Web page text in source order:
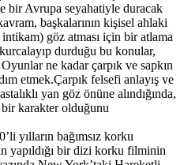
bir Avrupa seyahatiyle duracak
başkalarının kişisel ahlaki
göz atması için bir atlama
durduğu bu konular,
ne kadar çarpık ve sapkın
etmek.Çarpık felsefi anlayış ve
yan göz önüne alındığında,
karakter olduğunu
yılların bağımsız korku
yapıldığı bir dizi korku filminin